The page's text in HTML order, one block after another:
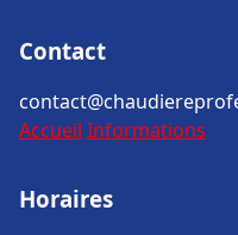
Contact
Accueil Informations
Horaires